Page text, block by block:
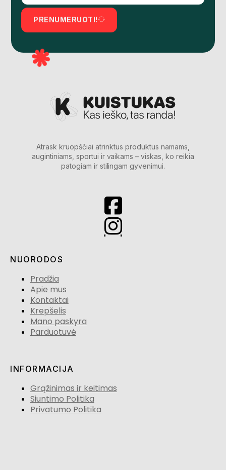
PRENUMERUOTI!
Atrask kruopščiai atrinktus produktus namams,
augintiniams, sportui ir vaikams – viskas, ko reikia
patogiam ir stilingam gyvenimui.
NUORODOS
Pradžia
Apie mus
Kontaktai
Krepšelis
Mano paskyra
Parduotuvė
INFORMACIJA
Grąžinimas ir keitimas
Siuntimo Politika
Privatumo Politika